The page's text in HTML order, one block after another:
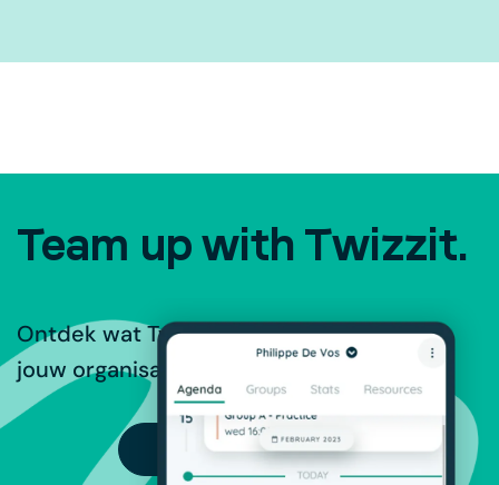
Team up with Twizzit.
Ontdek wat Twizzit te bieden heeft voor
jouw organisatie.
PROBEER GRATIS